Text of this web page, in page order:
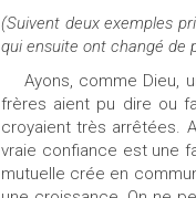
(Suivent deux exemples
qui ensuite ont changé de
Ayons, comme Dieu,
frères aient pu dire ou
croyaient très arrêtées.
vraie confiance est une
mutuelle crée en